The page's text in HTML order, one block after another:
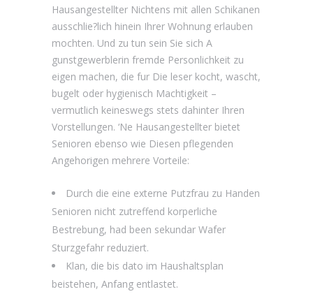
Hausangestellter Nichtens mit allen Schikanen
ausschlie?lich hinein Ihrer Wohnung erlauben
mochten. Und zu tun sein Sie sich A
gunstgewerblerin fremde Personlichkeit zu
eigen machen, die fur Die leser kocht, wascht,
bugelt oder hygienisch Machtigkeit –
vermutlich keineswegs stets dahinter Ihren
Vorstellungen. ‘Ne Hausangestellter bietet
Senioren ebenso wie Diesen pflegenden
Angehorigen mehrere Vorteile:
Durch die eine externe Putzfrau zu Handen
Senioren nicht zutreffend korperliche
Bestrebung, had been sekundar Wafer
Sturzgefahr reduziert.
Klan, die bis dato im Haushaltsplan
beistehen, Anfang entlastet.